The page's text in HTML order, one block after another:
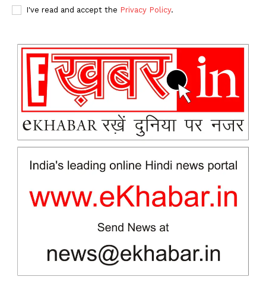
News Week
Magazine PRO
I've read and accept the Privacy Policy.